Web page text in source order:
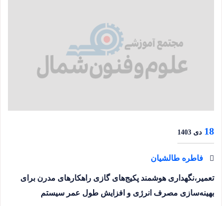
18 دی 1403
فاطره طالشیان
تعمیر،نگهداری هوشمند پکیج‌های گازی راهکارهای مدرن برای
بهینه‌سازی مصرف انرژی و افزایش طول عمر سیستم